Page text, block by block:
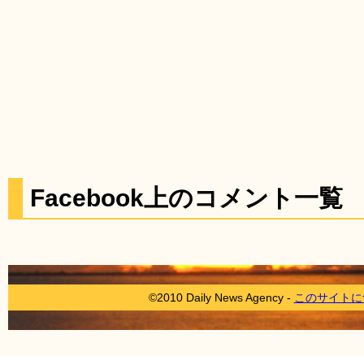
Facebook上のコメント一覧
©2010 Daily News Agency - このサイト